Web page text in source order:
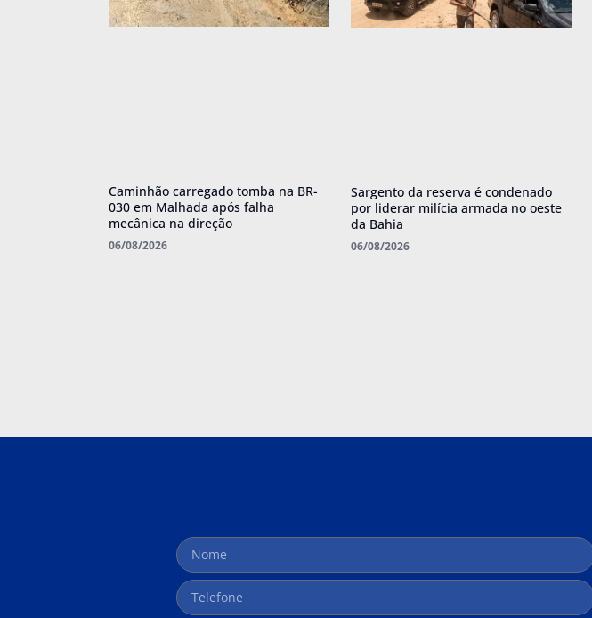
Caminhão carregado tomba na BR-
030 em Malhada após falha
mecânica na direção
06/08/2026
Sargento da reserva é condenado
por liderar milícia armada no oeste
da Bahia
06/08/2026